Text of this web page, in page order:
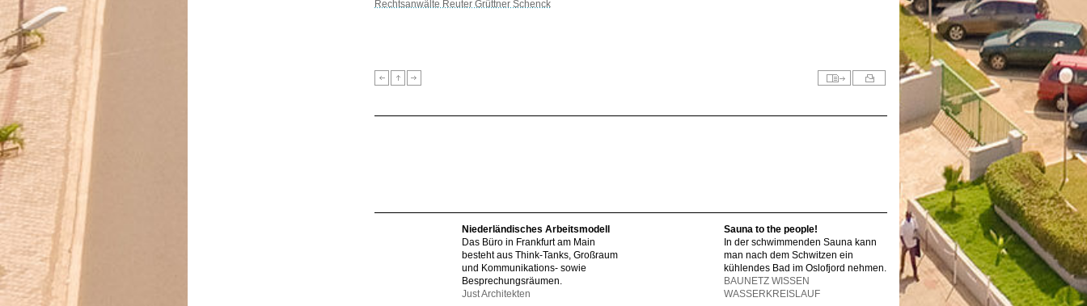
Rechtsanwälte Reuter Grüttner Schenck
Niederländisches Arbeitsmodell
Das Büro in Frankfurt am Main
besteht aus Think-Tanks, Großraum
und Kommunikations- sowie
Besprechungsräumen.
Just Architekten
Sauna to the people!
In der schwimmenden Sauna kann
man nach dem Schwitzen ein
kühlendes Bad im Oslofjord nehmen.
BAUNETZ WISSEN
WASSERKREISLAUF